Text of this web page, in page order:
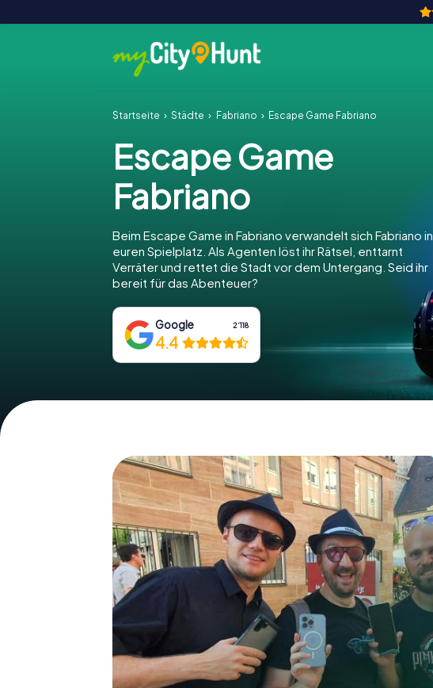
Startseite Städte Fabriano Escape Game Fabriano
Escape Game
Fabriano
Beim Escape Game in Fabriano verwandelt sich Fabriano in
euren Spielplatz. Als Agenten löst ihr Rätsel, enttarnt
Verräter und rettet die Stadt vor dem Untergang. Seid ihr
bereit für das Abenteuer?
Google 2‘118
4.4